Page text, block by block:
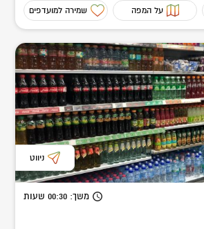
על המפה שמירה למועדפים
ניווט
משך: 00:30 שעות